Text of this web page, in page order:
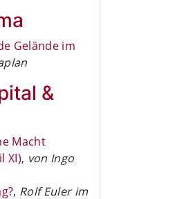
Gelände im
&
Macht
XI), von Ingo
, Rolf Euler im